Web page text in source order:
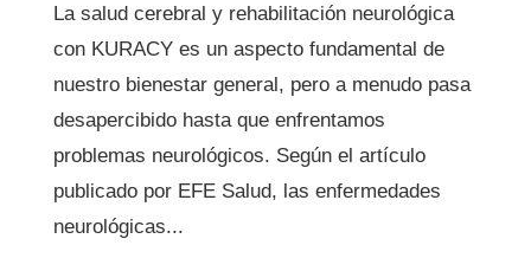
La salud cerebral y rehabilitación neurológica
con KURACY es un aspecto fundamental de
nuestro bienestar general, pero a menudo pasa
desapercibido hasta que enfrentamos
problemas neurológicos. Según el artículo
publicado por EFE Salud, las enfermedades
neurológicas...